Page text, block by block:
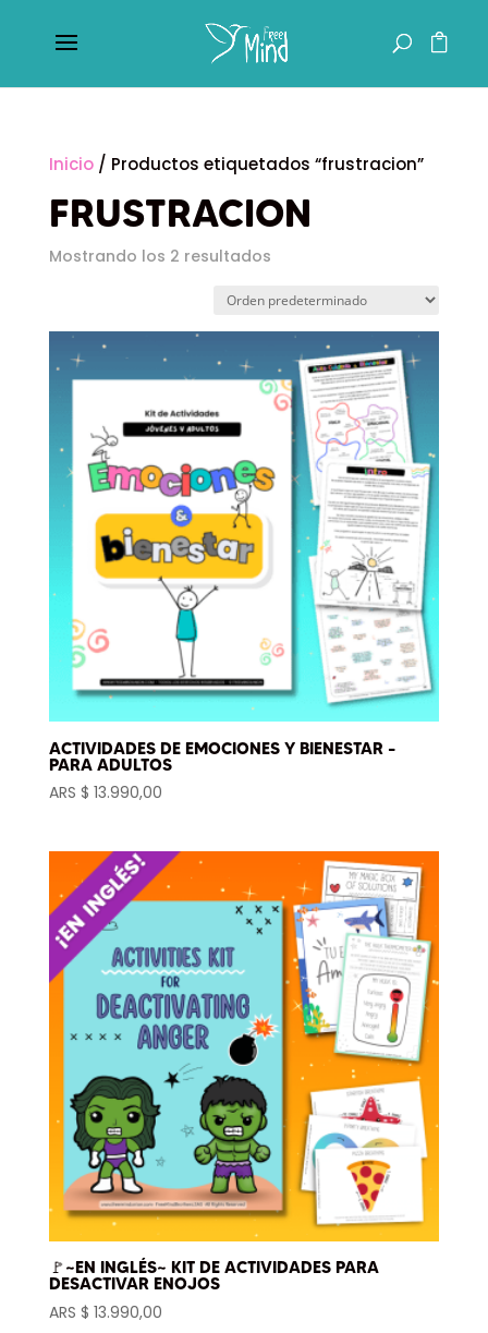
Inicio/ Productos etiquetados “frustracion”
FRUSTRACION
Mostrando los 2 resultados
ACTIVIDADES DE EMOCIONES Y BIENESTAR –
PARA ADULTOS
ARS $ 13.990,00
🚩~EN INGLÉS~ KIT DE ACTIVIDADES PARA
DESACTIVAR ENOJOS
ARS $ 13.990,00